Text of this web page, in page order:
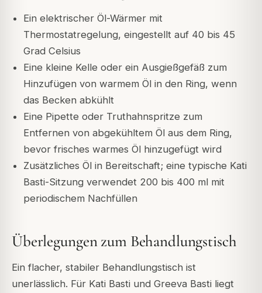
Ein elektrischer Öl-Wärmer mit
Thermostatregelung, eingestellt auf 40 bis 45
Grad Celsius
Eine kleine Kelle oder ein Ausgießgefäß zum
Hinzufügen von warmem Öl in den Ring, wenn
das Becken abkühlt
Eine Pipette oder Truthahnspritze zum
Entfernen von abgekühltem Öl aus dem Ring,
bevor frisches warmes Öl hinzugefügt wird
Zusätzliches Öl in Bereitschaft; eine typische Kati
Basti-Sitzung verwendet 200 bis 400 ml mit
periodischem Nachfüllen
Überlegungen zum Behandlungstisch
Ein flacher, stabiler Behandlungstisch ist
unerlässlich. Für Kati Basti und Greeva Basti liegt